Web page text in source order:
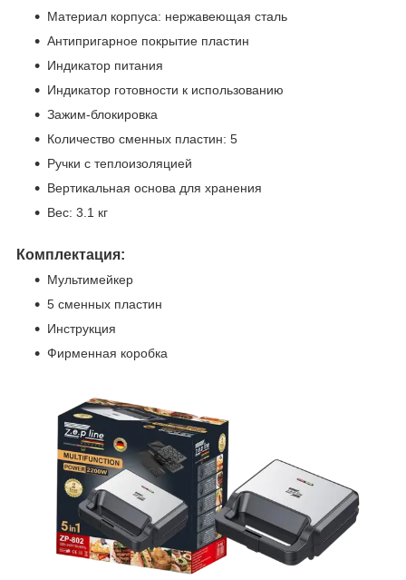
Материал корпуса: нержавеющая сталь
Антипригарное покрытие пластин
Индикатор питания
Индикатор готовности к использованию
Зажим-блокировка
Количество сменных пластин: 5
Ручки с теплоизоляцией
Вертикальная основа для хранения
Вес: 3.1 кг
Комплектация:
Мультимейкер
5 сменных пластин
Инструкция
Фирменная коробка